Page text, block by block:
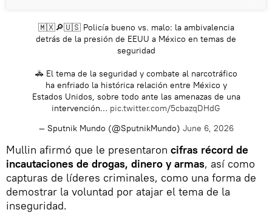
🇲🇽🔎🇺🇸 Policía bueno vs. malo: la ambivalencia
detrás de la presión de EEUU a México en temas de
seguridad
🚓 El tema de la seguridad y combate al narcotráfico
ha enfriado la histórica relación entre México y
Estados Unidos, sobre todo ante las amenazas de una
intervención… pic.twitter.com/5cbazqDHdG
— Sputnik Mundo (@SputnikMundo) June 6, 2026
Mullin afirmó que le presentaron cifras récord de
incautaciones de drogas, dinero y armas, así como
capturas de líderes criminales, como una forma de
demostrar la voluntad por atajar el tema de la
inseguridad.